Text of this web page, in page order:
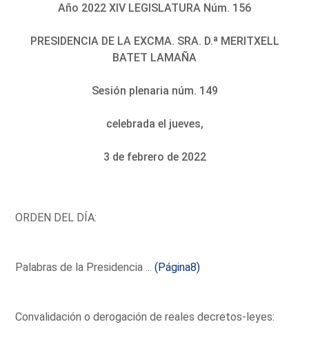
Año 2022 XIV LEGISLATURA Núm. 156
PRESIDENCIA DE LA EXCMA. SRA. D.ª MERITXELL
BATET LAMAÑA
Sesión plenaria núm. 149
celebrada el jueves,
3 de febrero de 2022
ORDEN DEL DÍA:
Palabras de la Presidencia ...(Página8)
Convalidación o derogación de reales decretos-leyes: